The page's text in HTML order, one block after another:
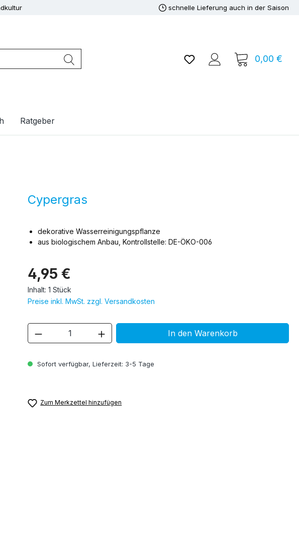
schnelle Lieferung auch in der Saison
Du hast 0 Produkte auf
0,00 €
Ratgeber
Cypergras
dekorative Wasserreinigungspflanze
aus biologischem Anbau, Kontrollstelle: DE-ÖKO-006
4,95 €
Inhalt: 1 Stück
Preise inkl. MwSt. zzgl. Versandkosten
Sofort verfügbar, Lieferzeit: 3-5 Tage
Produkt Anzahl: Gib den gewünschten Wert
In den Warenkorb
Zum Merkzettel hinzufügen